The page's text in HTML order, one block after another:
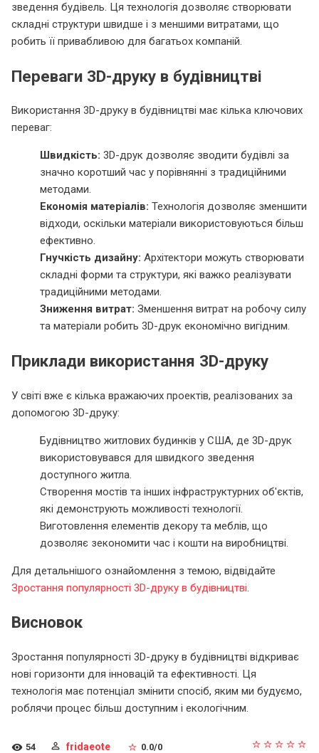
зведення будівель. Ця технологія дозволяє створювати
складні структури швидше і з меншими витратами, що
робить її привабливою для багатьох компаній.
Переваги 3D-друку в будівництві
Використання 3D-друку в будівництві має кілька ключових
переваг:
Швидкість: 3D-друк дозволяє зводити будівлі за
значно коротший час у порівнянні з традиційними
методами.
Економія матеріалів: Технологія дозволяє зменшити
відходи, оскільки матеріали використовуються більш
ефективно.
Гнучкість дизайну: Архітектори можуть створювати
складні форми та структури, які важко реалізувати
традиційними методами.
Зниження витрат: Зменшення витрат на робочу силу
та матеріали робить 3D-друк економічно вигідним.
Приклади використання 3D-друку
У світі вже є кілька вражаючих проектів, реалізованих за
допомогою 3D-друку:
Будівництво житлових будинків у США, де 3D-друк
використовувався для швидкого зведення
доступного житла.
Створення мостів та інших інфраструктурних об'єктів,
які демонструють можливості технології.
Виготовлення елементів декору та меблів, що
дозволяє зекономити час і кошти на виробництві.
Для детальнішого ознайомлення з темою, відвідайте
Зростання популярності 3D-друку в будівництві.
Висновок
Зростання популярності 3D-друку в будівництві відкриває
нові горизонти для інновацій та ефективності. Ця
технологія має потенціал змінити спосіб, яким ми будуємо,
роблячи процес більш доступним і екологічним.
54 fridaeote 0.0/0